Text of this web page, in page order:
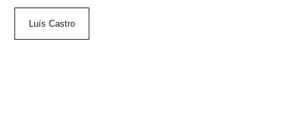
Luís Castro